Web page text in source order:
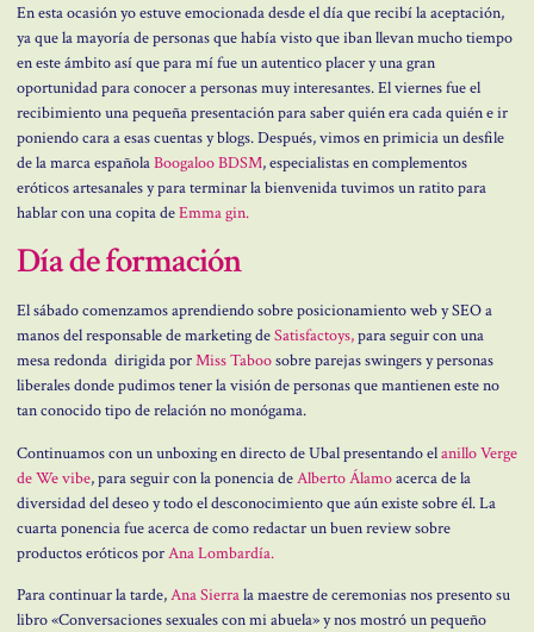
En esta ocasión yo estuve emocionada desde el día que recibí la aceptación,
ya que la mayoría de personas que había visto que iban llevan mucho tiempo
en este ámbito así que para mí fue un autentico placer y una gran
oportunidad para conocer a personas muy interesantes. El viernes fue el
recibimiento una pequeña presentación para saber quién era cada quién e ir
poniendo cara a esas cuentas y blogs. Después, vimos en primicia un desfile
de la marca españolaBoogaloo BDSM, especialistas en complementos
eróticos artesanales y para terminar la bienvenida tuvimos un ratito para
hablar con una copita deEmma gin.
Día de formación
El sábado comenzamos aprendiendo sobre posicionamiento web y SEO a
manos del responsable de marketing deSatisfactoys,para seguir con una
mesa redonda dirigida porMiss Taboosobre parejas swingers y personas
liberales donde pudimos tener la visión de personas que mantienen este no
tan conocido tipo de relación no monógama.
Continuamos con un unboxing en directo de Ubal presentando elanillo Verge
de We vibe, para seguir con la ponencia deAlberto Álamoacerca de la
diversidad del deseo y todo el desconocimiento que aún existe sobre él. La
cuarta ponencia fue acerca de como redactar un buen review sobre
productos eróticos porAna Lombardía.
Para continuar la tarde,Ana Sierrala maestre de ceremonias nos presento su
libro «Conversaciones sexuales con mi abuela» y nos mostró un pequeño